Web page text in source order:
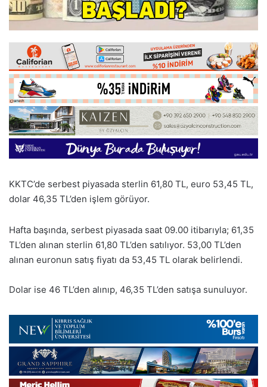
KKTC’de serbest piyasada sterlin 61,80 TL, euro 53,45 TL,
dolar 46,35 TL’den işlem görüyor.
Hafta başında, serbest piyasada saat 09.00 itibarıyla; 61,35
TL’den alınan sterlin 61,80 TL’den satılıyor. 53,00 TL’den
alınan euronun satış fiyatı da 53,45 TL olarak belirlendi.
Dolar ise 46 TL’den alınıp, 46,35 TL’den satışa sunuluyor.